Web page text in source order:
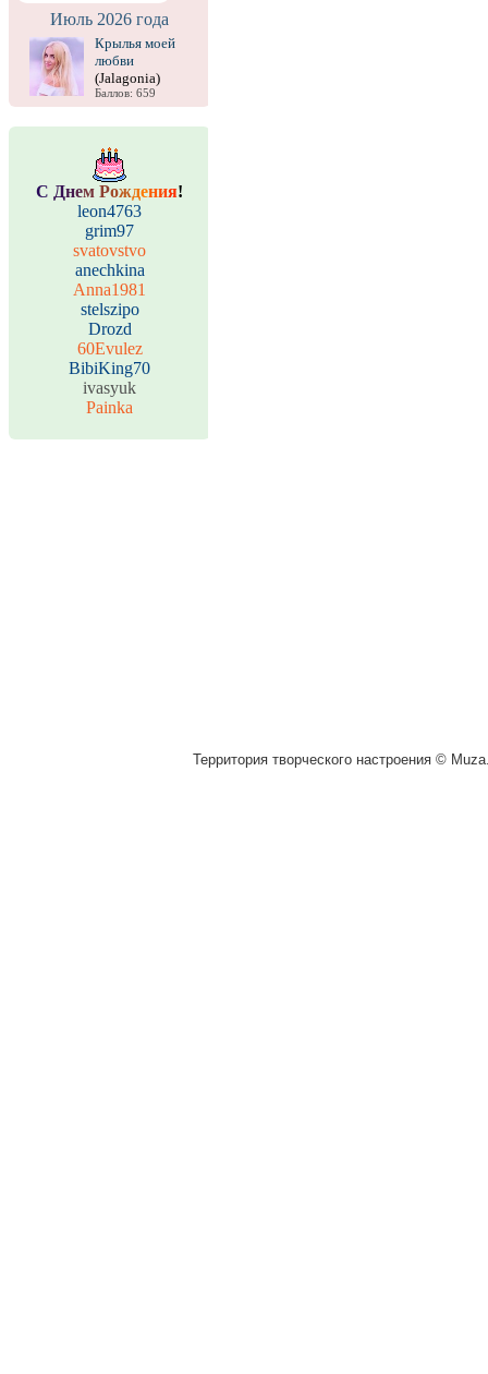
Июль 2026 года
Крылья моей
любви
(Jalagonia)
Баллов: 659
С Днем Рождения!
leon4763
grim97
svatovstvo
anechkina
Anna1981
stelszipo
Drozd
60Evulez
BibiKing70
ivasyuk
Painka
Территория творческого настроения ©